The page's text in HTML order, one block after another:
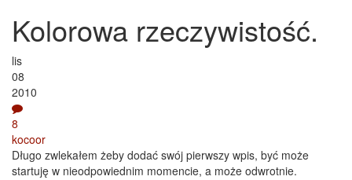
Kolorowa rzeczywistość.
lis
08
2010
8
kocoor
Długo zwlekałem żeby dodać swój pierwszy wpis, być może
startuję w nieodpowiednim momencie, a może odwrotnie.